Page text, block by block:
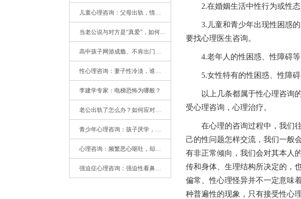
儿童心理咨询：父母出轨，情感混乱孩子内心的隐秘
当老公说与对方是“真爱”，如何挽救婚姻？(始篇)
高中孩子网游成瘾、不肯出门，家长该怎么办？
性心理咨询：妻子性冷淡，谁之过
李建学专家：电梯恐怖为哪般？
老公出轨了怎么办？如何应对老公出轨？——婚姻心理专家为您支招
青少年心理咨询：孩子厌学，整天沉迷手机，网络成瘾，怎么办?
心理咨询：频繁恶心呕吐，却无身体异常
强迫症心理咨询：强迫性看鼻尖，害我无法学习
2.在婚姻生活中性行为或性态
3.儿童和青少年出现性困惑的
要找心理医生咨询。
4.老年人的性困惑、性障碍等
5.女性特有的性困惑、性障碍
以上几条都属于性心理咨询的
受心理咨询，心理治疗。
在心理的咨询过程中，我们往
己的性问题怎样交流，我们一般
有非正常倾向，我们会对其本人
传和身体、生理结构所决定的，
偏常、性心理怪异并不一定意味
种普遍性的现象，只有接受性心